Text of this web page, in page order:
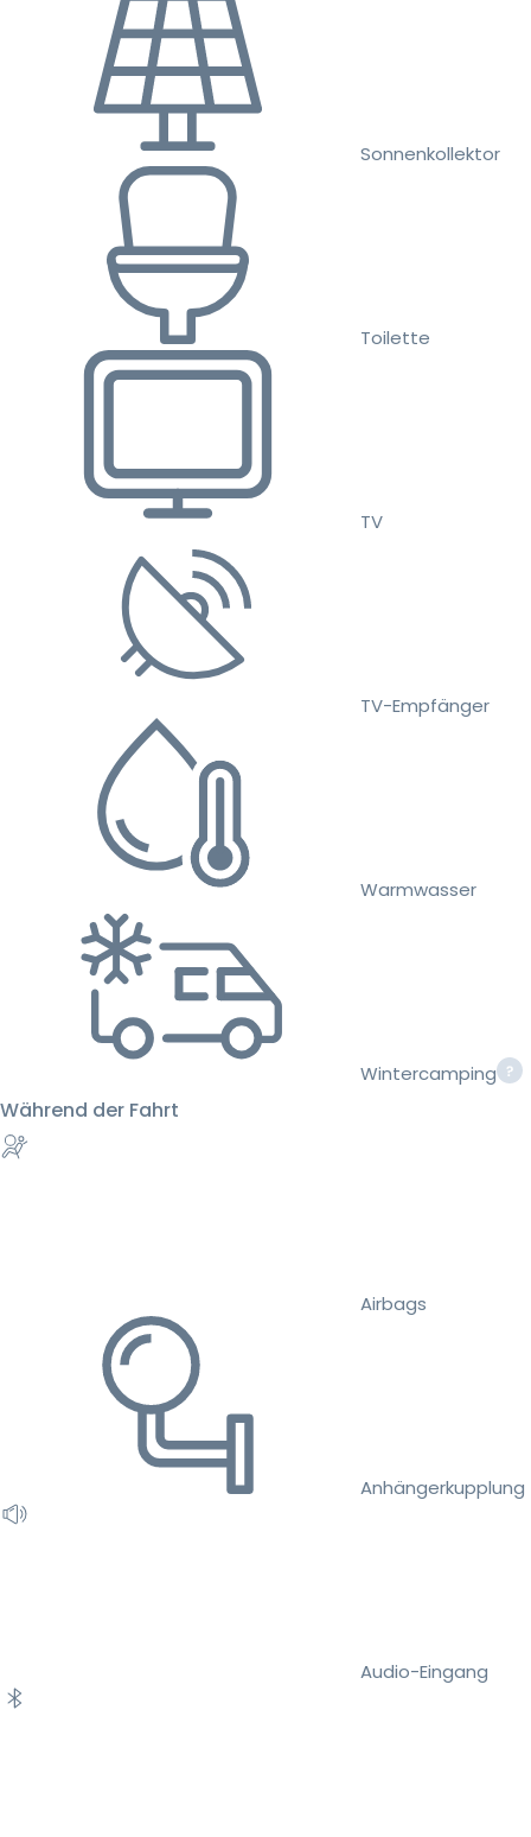
Sonnenkollektor
Toilette
TV
TV-Empfänger
Warmwasser
Wintercamping
Während der Fahrt
Airbags
Anhängerkupplung
Audio-Eingang